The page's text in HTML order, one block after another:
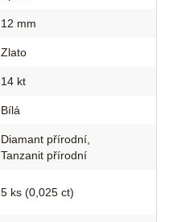
12 mm
Zlato
14 kt
Bílá
Diamant přírodní
Tanzanit přírodní
5 ks (0,025 ct)